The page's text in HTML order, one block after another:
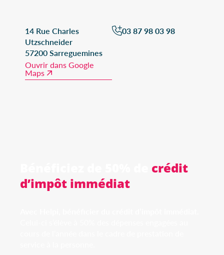
14 Rue Charles
Utzschneider
57200 Sarreguemines
Ouvrir dans Google
Maps
03 87 98 03 98
crédit
d’impôt immédiat